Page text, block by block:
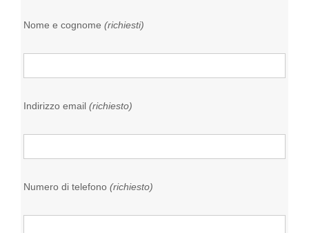
Nome e cognome(richiesti)
Indirizzo email(richiesto)
Numero di telefono(richiesto)